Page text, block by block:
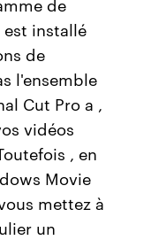
installé
de
l'ensemble
Cut Pro a ,
vidéos
, en
Movie
mettez à
un